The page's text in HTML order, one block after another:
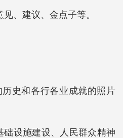
、建议、金点子等。
史和各行各业成就的照片
础设施建设、人民群众精神